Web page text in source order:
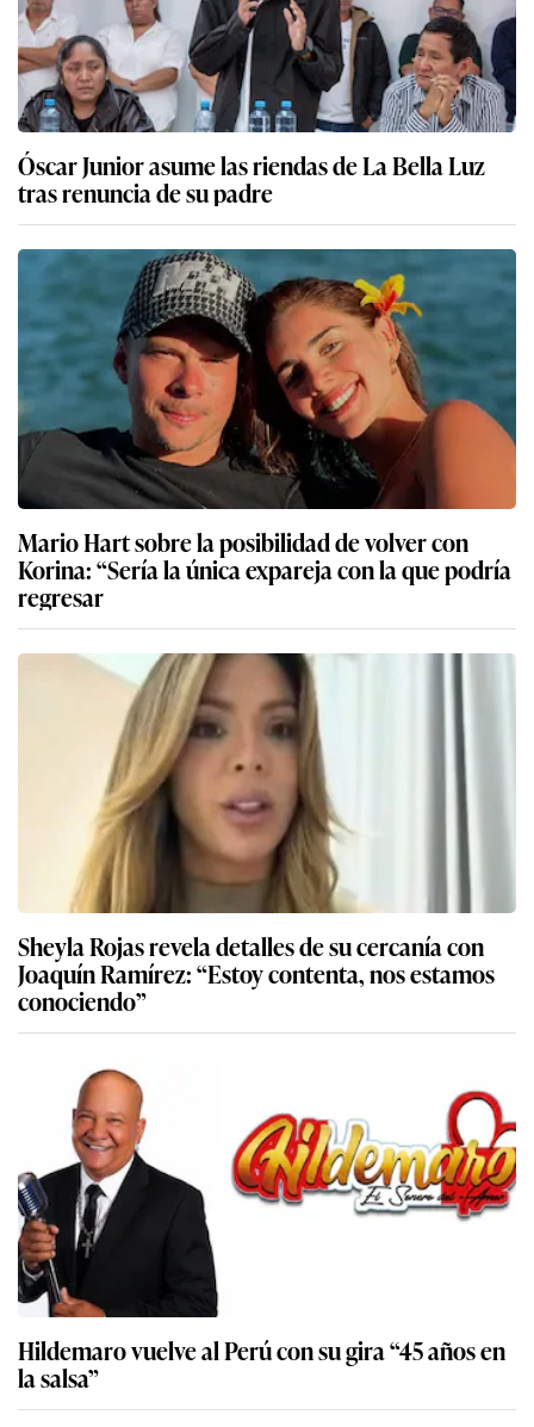
Óscar Junior asume las riendas de La Bella Luz
tras renuncia de su padre
Mario Hart sobre la posibilidad de volver con
Korina: “Sería la única expareja con la que podría
regresar
Sheyla Rojas revela detalles de su cercanía con
Joaquín Ramírez: “Estoy contenta, nos estamos
conociendo”
Hildemaro vuelve al Perú con su gira “45 años en
la salsa”